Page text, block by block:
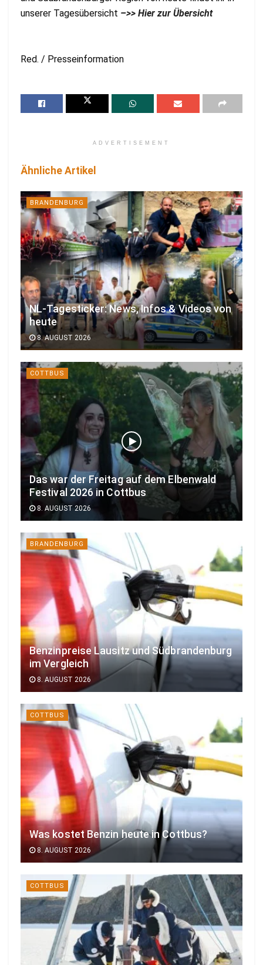
unserer Tagesübersicht –>> Hier zur Übersicht
Red. / Presseinformation
ADVERTISEMENT
Ähnliche Artikel
BRANDENBURG
NL-Tagesticker: News, Infos & Videos von
heute
8. AUGUST 2026
COTTBUS
Das war der Freitag auf dem Elbenwald
Festival 2026 in Cottbus
8. AUGUST 2026
BRANDENBURG
Benzinpreise Lausitz und Südbrandenburg
im Vergleich
8. AUGUST 2026
COTTBUS
Was kostet Benzin heute in Cottbus?
8. AUGUST 2026
COTTBUS